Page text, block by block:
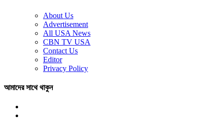
About Us
Advertisement
All USA News
CBN TV USA
Contact Us
Editor
Privacy Policy
আমাদের সাথে থাকুন